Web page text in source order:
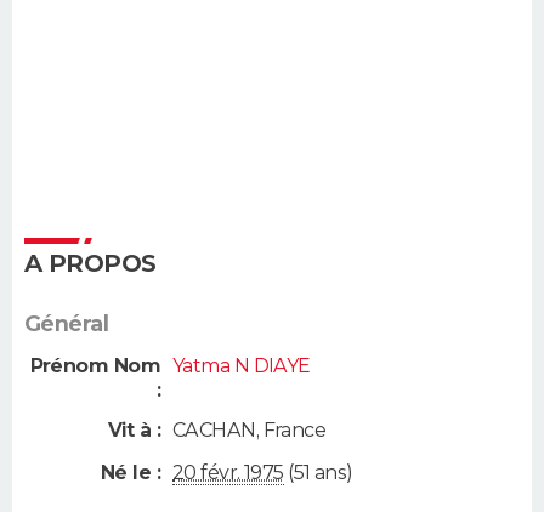
A PROPOS
Général
Prénom Nom
:
Yatma N DIAYE
Vit à : CACHAN, France
Né le : 20 févr. 1975 (51 ans)